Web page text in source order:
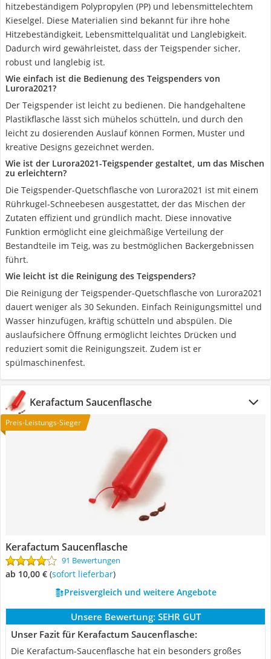
hitzebeständigem Polypropylen (PP) und lebensmittelechtem
Kieselgel. Diese Materialien sind bekannt für ihre hohe
Hitzebeständigkeit, Lebensmittelqualität und Langlebigkeit.
Dadurch wird gewährleistet, dass der Teigspender sicher,
robust und langlebig ist.
Wie einfach ist die Bedienung des Teigspenders von
Lurora2021?
Der Teigspender ist leicht zu bedienen. Die handgehaltene
Plastikflasche lässt sich mühelos schütteln, und durch den
leicht zu dosierenden Auslauf können Formen, Muster und
kreative Designs gezeichnet werden.
Wie ist der Lurora2021-Teigspender gestaltet, um das Mischen
zu erleichtern?
Die Teigspender-Quetschflasche von Lurora2021 ist mit einem
Rührkugel-Schneebesen ausgestattet, der das Mischen der
Zutaten effizient und gründlich macht. Diese innovative
Funktion ermöglicht eine gleichmäßige Verteilung der
Bestandteile im Teig, was zu bestmöglichen Backergebnissen
führt.
Wie leicht ist die Reinigung des Teigspenders?
Die Reinigung der Teigspender-Quetschflasche von Lurora2021
dauert weniger als 30 Sekunden. Einfach Reinigungsmittel und
Wasser hinzufügen, kräftig schütteln und abspülen. Die
auslaufsichere Öffnung ermöglicht leichtes Drücken und
reduziert somit die Reinigungszeit. Zudem ist er
spülmaschinenfest.
Kerafactum Saucenflasche
Preis-Leistungs-Sieger
Kerafactum Saucenflasche
91 Bewertungen
ab 10,00 € ( Sofort lieferbar)
Preisvergleich und weitere Angebote
Unsere Bewertung: SEHR GUT
Unser Fazit für Kerafactum Saucenflasche:
Die Kerafactum-Saucenflasche hat ein besonders großes